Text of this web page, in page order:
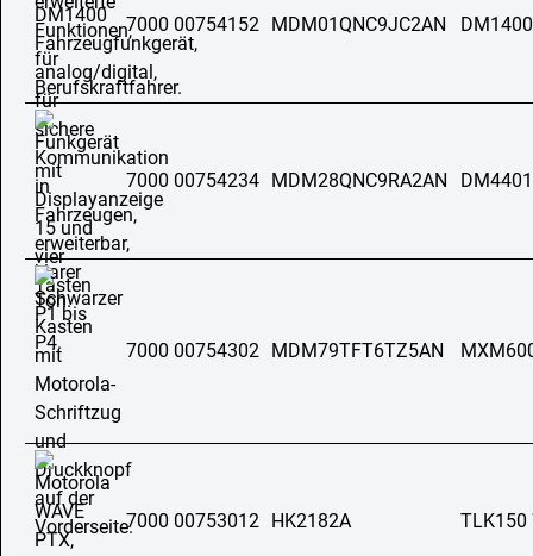
7000 00754152 MDM01QNC9JC2AN
7000 00754234 MDM28QNC9RA2AN
7000 00754302 MDM79TFT6TZ5AN
7000 00753012 HK2182A TLK150